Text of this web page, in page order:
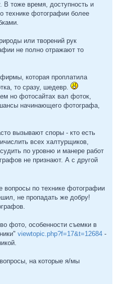
В тоже время, доступность и
технике фотографии более
или творений рук
не полно отражают то
которая проплатила
то сразу, шедевр.
но фотосайтах вал фоток,
начинающего фотографа,
вызывают споры - кто есть
всех халтурщиков,
по уровню и манере работ
не признают. А с другой
вопросы по технике фотографии
не пропадать же добру!
фото, особенности съемки в
viewtopic.php?f=17&t=12684 -
на которые я/мы